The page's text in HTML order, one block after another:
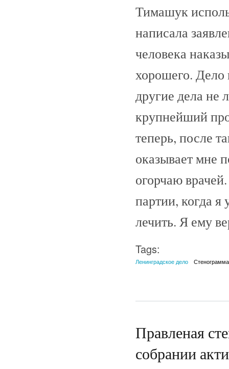
Тимашук
написала
человека
хорошего. Дело
другие дела не
крупнейший
теперь, после
оказывает мне
огорчаю
партии, когда
лечить. Я ему
Tags:
Ленинградское дело Стенограмма
Правленая
собрании